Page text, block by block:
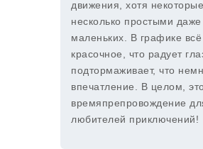
движения, хотя
несколько простыми
маленьких. В графике
красочное, что радует
подтормаживает, что
впечатление. В целом,
времяпрепровождение
любителей приключений!